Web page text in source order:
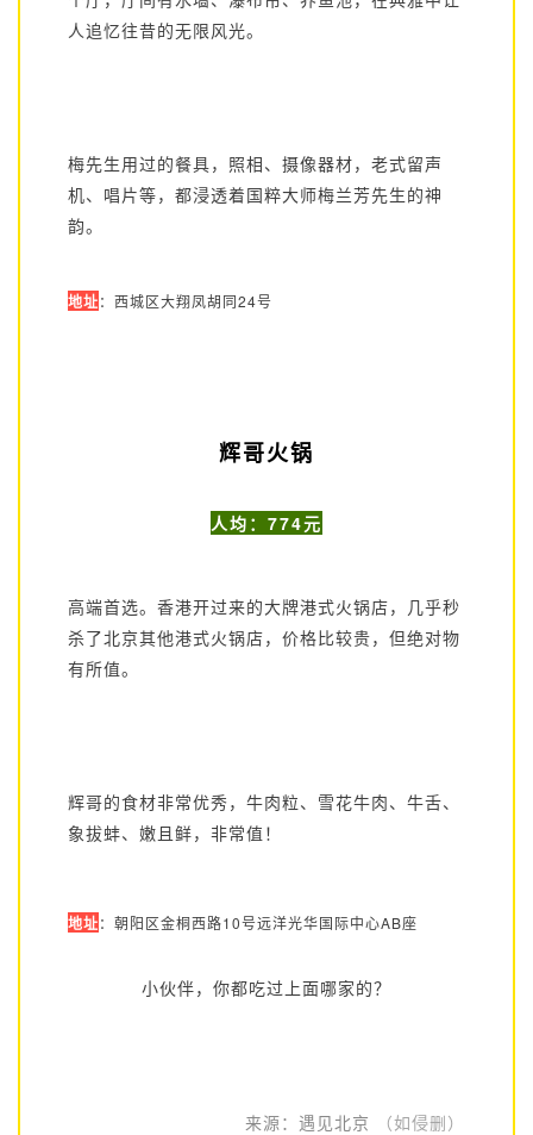
人追忆往昔的无限风光。
梅先生用过的餐具，照相、摄像器材，老式留声
机、唱片等，都浸透着国粹大师梅兰芳先生的神
韵。
地址：西城区大翔凤胡同24号
辉哥火锅
人均：774元
高端首选。香港开过来的大牌港式火锅店，几乎秒
杀了北京其他港式火锅店，价格比较贵，但绝对物
有所值。
辉哥的食材非常优秀，牛肉粒、雪花牛肉、牛舌、
象拔蚌、嫩且鲜，非常值！
地址：朝阳区金桐西路10号远洋光华国际中心AB座
小伙伴，你都吃过上面哪家的？
来源：遇见北京 （如侵删）